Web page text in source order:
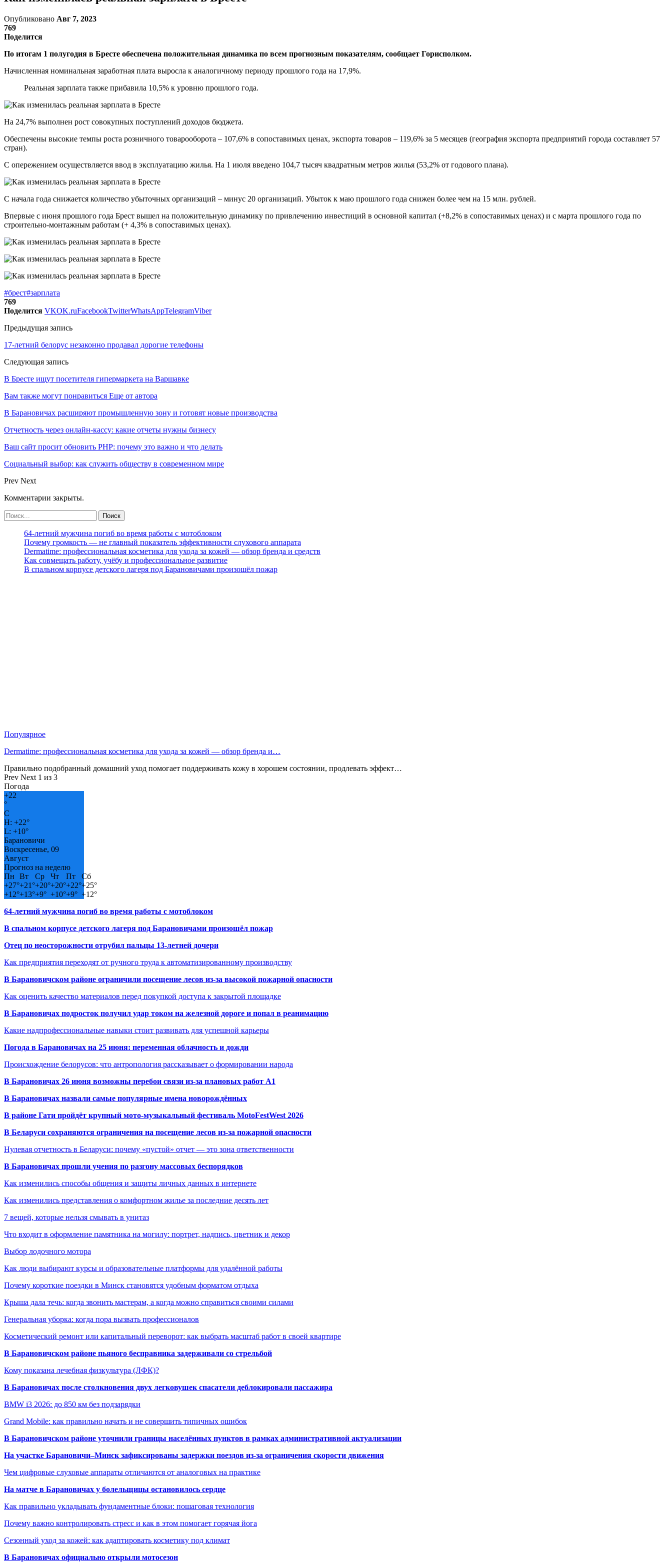
Опубликовано Авг 7, 2023
769
Поделится
По итогам 1 полугодия в Бресте обеспечена положительная динамика по всем прогнозным показателям, сообщает Горисполком.
Начисленная номинальная заработная плата выросла к аналогичному периоду прошлого года на 17,9%.
Реальная зарплата также прибавила 10,5% к уровню прошлого года.
На 24,7% выполнен рост совокупных поступлений доходов бюджета.
Обеспечены высокие темпы роста розничного товарооборота – 107,6% в сопоставимых ценах, экспорта товаров – 119,6% за 5 месяцев (география экспорта предприятий города составляет 57
стран).
С опережением осуществляется ввод в эксплуатацию жилья. На 1 июля введено 104,7 тысяч квадратным метров жилья (53,2% от годового плана).
С начала года снижается количество убыточных организаций – минус 20 организаций. Убыток к маю прошлого года снижен более чем на 15 млн. рублей.
Впервые с июня прошлого года Брест вышел на положительную динамику по привлечению инвестиций в основной капитал (+8,2% в сопоставимых ценах) и с марта прошлого года по
строительно-монтажным работам (+ 4,3% в сопоставимых ценах).
#брест#зарплата
769
Поделится VKOK.ruFacebookTwitterWhatsAppTelegramViber
Предыдущая запись
17-летний белорус незаконно продавал дорогие телефоны
Следующая запись
В Бресте ищут посетителя гипермаркета на Варшавке
Вам также могут понравиться Еще от автора
В Барановичах расширяют промышленную зону и готовят новые производства
Отчетность через онлайн-кассу: какие отчеты нужны бизнесу
Ваш сайт просит обновить PHP: почему это важно и что делать
Социальный выбор: как служить обществу в современном мире
Prev Next
Комментарии закрыты.
64-летний мужчина погиб во время работы с мотоблоком
Почему громкость — не главный показатель эффективности слухового аппарата
Dermatime: профессиональная косметика для ухода за кожей — обзор бренда и средств
Как совмещать работу, учёбу и профессиональное развитие
В спальном корпусе детского лагеря под Барановичами произошёл пожар
Популярное
Dermatime: профессиональная косметика для ухода за кожей — обзор бренда и…
Правильно подобранный домашний уход помогает поддерживать кожу в хорошем состоянии, продлевать эффект…
Prev Next 1 из 3
Погода
+22
°
C
H: +22°
L: +10°
Барановичи
Воскресенье, 09
Август
Прогноз на неделю
Пн
Вт Ср Чт Пт
Сб
+27°+21°+20°+20°+22°+25°
+12°+13°+9° +10°+9° +12°
64-летний мужчина погиб во время работы с мотоблоком
В спальном корпусе детского лагеря под Барановичами произошёл пожар
Отец по неосторожности отрубил пальцы 13-летней дочери
Как предприятия переходят от ручного труда к автоматизированному производству
В Барановичском районе ограничили посещение лесов из-за высокой пожарной опасности
Как оценить качество материалов перед покупкой доступа к закрытой площадке
В Барановичах подросток получил удар током на железной дороге и попал в реанимацию
Какие надпрофессиональные навыки стоит развивать для успешной карьеры
Погода в Барановичах на 25 июня: переменная облачность и дожди
Происхождение белорусов: что антропология рассказывает о формировании народа
В Барановичах 26 июня возможны перебои связи из-за плановых работ A1
В Барановичах назвали самые популярные имена новорождённых
В районе Гати пройдёт крупный мото-музыкальный фестиваль MotoFestWest 2026
В Беларуси сохраняются ограничения на посещение лесов из-за пожарной опасности
Нулевая отчетность в Беларуси: почему «пустой» отчет — это зона ответственности
В Барановичах прошли учения по разгону массовых беспорядков
Как изменились способы общения и защиты личных данных в интернете
Как изменились представления о комфортном жилье за последние десять лет
7 вещей, которые нельзя смывать в унитаз
Что входит в оформление памятника на могилу: портрет, надпись, цветник и декор
Выбор лодочного мотора
Как люди выбирают курсы и образовательные платформы для удалённой работы
Почему короткие поездки в Минск становятся удобным форматом отдыха
Крыша дала течь: когда звонить мастерам, а когда можно справиться своими силами
Генеральная уборка: когда пора вызвать профессионалов
Косметический ремонт или капитальный переворот: как выбрать масштаб работ в своей квартире
В Барановичском районе пьяного бесправника задерживали со стрельбой
Кому показана лечебная физкультура (ЛФК)?
В Барановичах после столкновения двух легковушек спасатели деблокировали пассажира
BMW i3 2026: до 850 км без подзарядки
Grand Mobile: как правильно начать и не совершить типичных ошибок
В Барановичском районе уточнили границы населённых пунктов в рамках административной актуализации
На участке Барановичи–Минск зафиксированы задержки поездов из-за ограничения скорости движения
Чем цифровые слуховые аппараты отличаются от аналоговых на практике
На матче в Барановичах у болельщицы остановилось сердце
Как правильно укладывать фундаментные блоки: пошаговая технология
Почему важно контролировать стресс и как в этом помогает горячая йога
Сезонный уход за кожей: как адаптировать косметику под климат
В Барановичах официально открыли мотосезон